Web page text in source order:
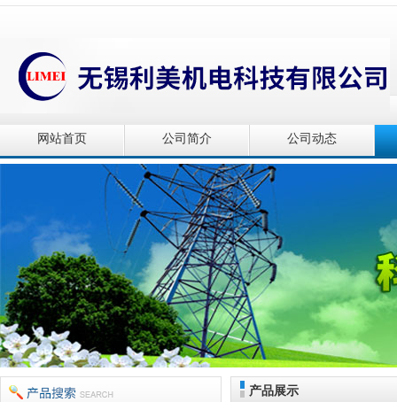
网站首页 公司简介 公司动态
产品展示